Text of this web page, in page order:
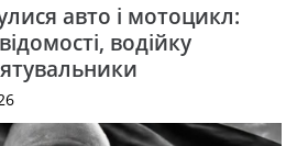
авто і мотоцикл:
водійку